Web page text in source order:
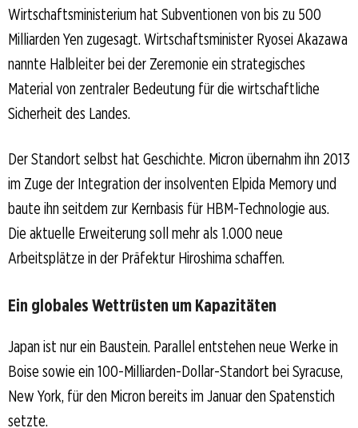
Wirtschaftsministerium hat Subventionen von bis zu 500
Milliarden Yen zugesagt. Wirtschaftsminister Ryosei Akazawa
nannte Halbleiter bei der Zeremonie ein strategisches
Material von zentraler Bedeutung für die wirtschaftliche
Sicherheit des Landes.
Der Standort selbst hat Geschichte. Micron übernahm ihn 2013
im Zuge der Integration der insolventen Elpida Memory und
baute ihn seitdem zur Kernbasis für HBM-Technologie aus.
Die aktuelle Erweiterung soll mehr als 1.000 neue
Arbeitsplätze in der Präfektur Hiroshima schaffen.
Ein globales Wettrüsten um Kapazitäten
Japan ist nur ein Baustein. Parallel entstehen neue Werke in
Boise sowie ein 100-Milliarden-Dollar-Standort bei Syracuse,
New York, für den Micron bereits im Januar den Spatenstich
setzte.